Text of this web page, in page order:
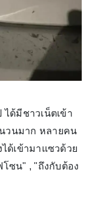
ด้มีชาวเน็ตเข้า
วนมาก หลายคน
ด้เข้ามาแซวด้วย
โซน" , "ถึงกับต้อง